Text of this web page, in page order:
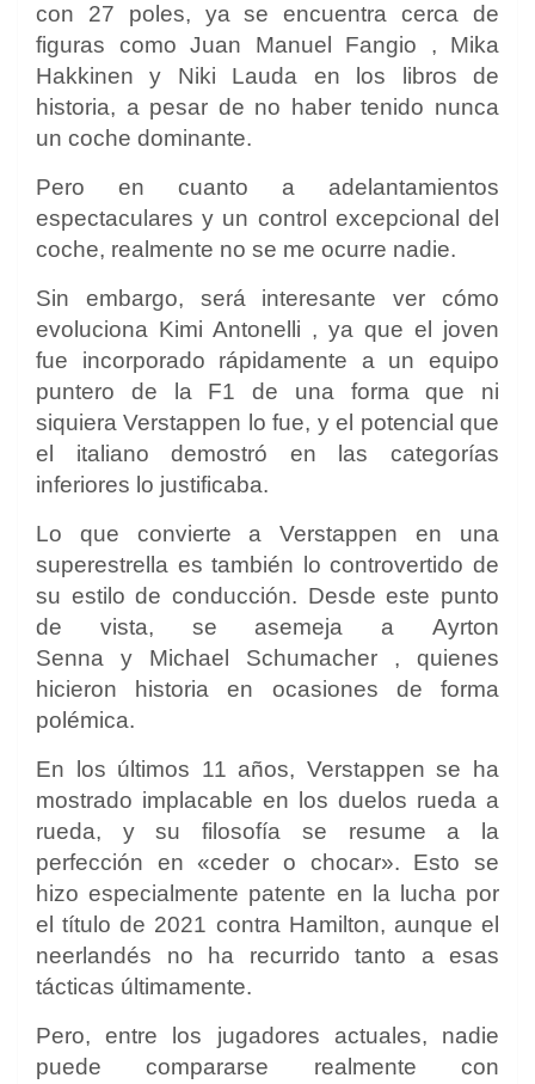
con 27 poles, ya se encuentra cerca de
figuras como Juan Manuel Fangio , Mika
Hakkinen y Niki Lauda en los libros de
historia, a pesar de no haber tenido nunca
un coche dominante.
Pero en cuanto a adelantamientos
espectaculares y un control excepcional del
coche, realmente no se me ocurre nadie.
Sin embargo, será interesante ver cómo
evoluciona Kimi Antonelli , ya que el joven
fue incorporado rápidamente a un equipo
puntero de la F1 de una forma que ni
siquiera Verstappen lo fue, y el potencial que
el italiano demostró en las categorías
inferiores lo justificaba.
Lo que convierte a Verstappen en una
superestrella es también lo controvertido de
su estilo de conducción. Desde este punto
de vista, se asemeja a Ayrton
Senna y Michael Schumacher , quienes
hicieron historia en ocasiones de forma
polémica.
En los últimos 11 años, Verstappen se ha
mostrado implacable en los duelos rueda a
rueda, y su filosofía se resume a la
perfección en «ceder o chocar». Esto se
hizo especialmente patente en la lucha por
el título de 2021 contra Hamilton, aunque el
neerlandés no ha recurrido tanto a esas
tácticas últimamente.
Pero, entre los jugadores actuales, nadie
puede compararse realmente con